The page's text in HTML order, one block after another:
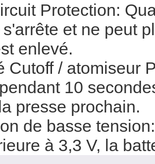
Protection:
s'arrête et ne peut
enlevé.
Cutoff / atomiseur
pendant 10
presse prochain.
de basse tension
à 3,3 V, la